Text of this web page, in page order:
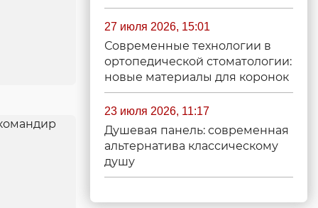
27 июля 2026, 15:01
Современные технологии в
ортопедической стоматологии:
новые материалы для коронок
23 июля 2026, 11:17
Душевая панель: современная
альтернатива классическому
душу